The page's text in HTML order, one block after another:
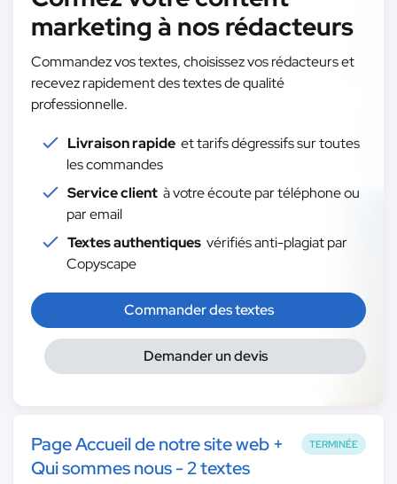
marketing à nos rédacteurs
Commandez vos textes, choisissez vos rédacteurs et
recevez rapidement des textes de qualité
professionnelle.
Livraison rapide et tarifs dégressifs sur toutes
les commandes
Service client à votre écoute par téléphone ou
par email
Textes authentiques vérifiés anti-plagiat par
Copyscape
Commander des textes
Demander un devis
TERMINÉE
Page Accueil de notre site web +
Qui sommes nous - 2 textes